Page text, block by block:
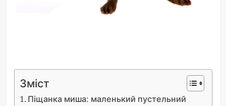
Зміст
Піщанка миша: маленький пустельний